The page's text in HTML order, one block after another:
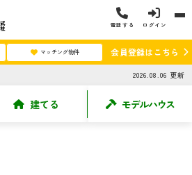
電話する ログイン
マッチング物件 会員登録はこちら
2026.08.06 更新
建てる モデルハウス